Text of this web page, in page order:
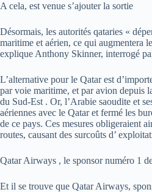
A cela, est venue s’ajouter la sortie
Désormais, les autorités qataries «
maritime et aérien, ce qui augmentera
explique Anthony Skinner, interrogé
L’alternative pour le Qatar est
par voie maritime, et par avion depuis
du Sud-Est . Or, l’Arabie saoudite et
aériennes avec le Qatar et fermé les
de ce pays. Ces mesures obligeraient
routes, causant des surcoûts d’
Qatar Airways , le sponsor numéro 1
Et il se trouve que Qatar Airways,